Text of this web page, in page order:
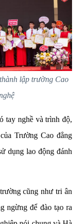
lập trường Cao
tay nghề và trình độ,
Trường Cao đẳng
dụng lao động đánh
cũng như tri ân
ngừng để đào tạo ra